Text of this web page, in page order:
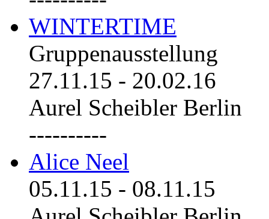
WINTERTIME
Gruppenausstellung
27.11.15 - 20.02.16
Aurel Scheibler Berlin
----------
Alice Neel
05.11.15 - 08.11.15